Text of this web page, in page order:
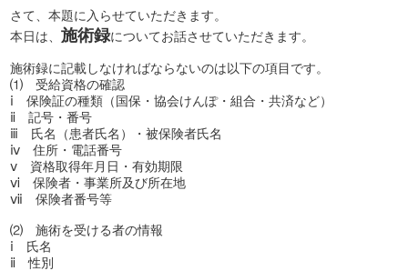
資料請求は
こちら
開業前の方に！個別無料コンサル実施中
平日 9:00~19:00土 9:00~18:00まで受付(日・祝除く)
さて、本題に入らせていただきます。
本日は、施術録についてお話させていただきます。
施術録に記載しなければならないのは以下の項目です。
⑴ 受給資格の確認
ⅰ 保険証の種類（国保・協会けんぽ・組合・共済など）
ⅱ 記号・番号
ⅲ 氏名（患者氏名）・被保険者氏名
ⅳ 住所・電話番号
ⅴ 資格取得年月日・有効期限
ⅵ 保険者・事業所及び所在地
ⅶ 保険者番号等
⑵ 施術を受ける者の情報
ⅰ 氏名
ⅱ 性別